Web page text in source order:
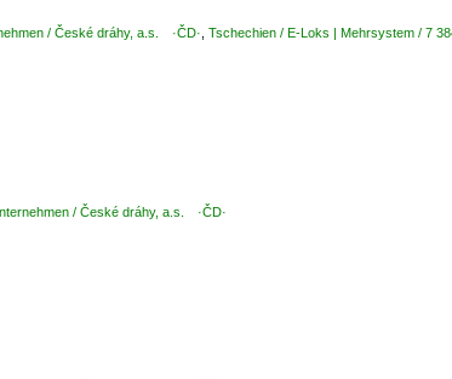
/ České dráhy, a.s. ·ČD· Tschechien / E-Loks | Mehrsystem / 7
/ České dráhy, a.s. ·ČD·